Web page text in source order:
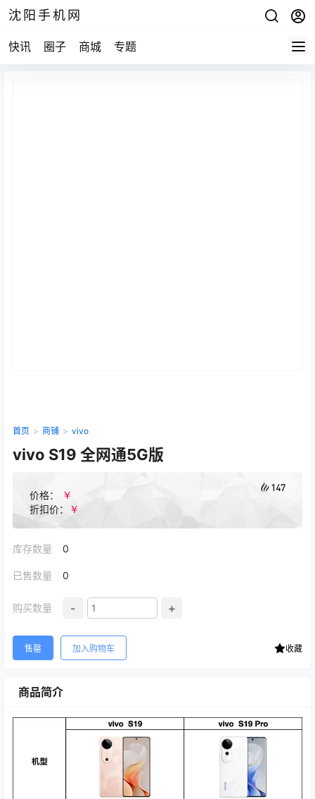
沈阳手机网
快讯 圈子 商城 专题
首页 > 商铺 > vivo
vivo S19 全网通5G版
价格： ￥
折扣价： ￥
147
库存数量 0
已售数量 0
购买数量 - +
售罄 加入购物车 收藏
商品简介